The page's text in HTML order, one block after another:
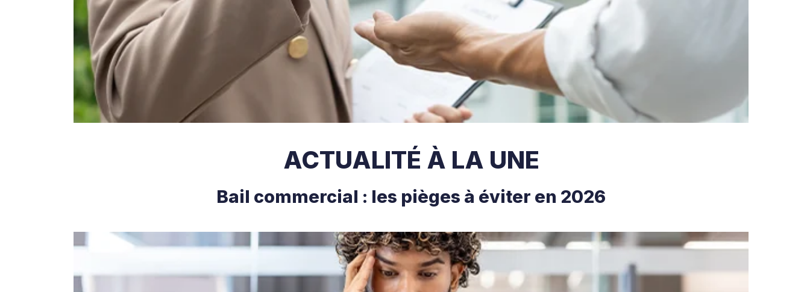
ACTUALITÉ À LA UNE
Bail commercial : les pièges à éviter en 2026